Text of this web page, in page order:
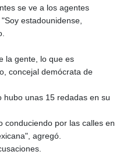
se ve a los agentes
estadounidense,
la gente, lo que es
concejal demócrata de
hubo unas 15 redadas en su
conduciendo por las calles en
agregó.